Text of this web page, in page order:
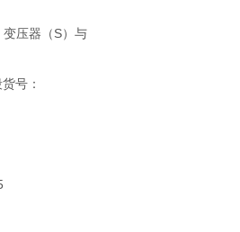
压器（S）与
号：